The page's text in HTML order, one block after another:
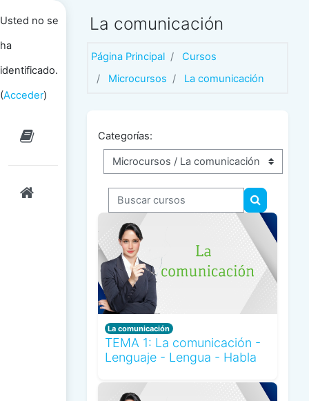
Salta al contenido principal
Usted no se
ha
identificado.
(Acceder)
La comunicación
Página Principal
Cursos
Microcursos
La comunicación
Categorías:
Buscar cursos
Buscar
La comunicación
TEMA 1: La comunicación -
Lenguaje - Lengua - Habla